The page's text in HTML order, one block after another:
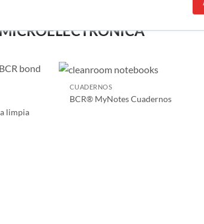
limpia
CUADERNOS
BCR® MyNotes Cuadernos